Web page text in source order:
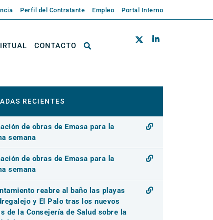
Perfil del Contratante Empleo Portal Interno
CONTACTO
RECIENTES
de obras de Emasa para la
semana
de obras de Emasa para la
semana
reabre al baño las playas
y El Palo tras los nuevos
de la Consejería de Salud sobre la